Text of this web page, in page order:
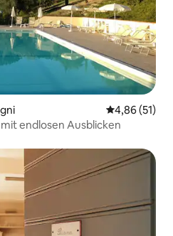
4,86 (51)
endlosen Ausblicken